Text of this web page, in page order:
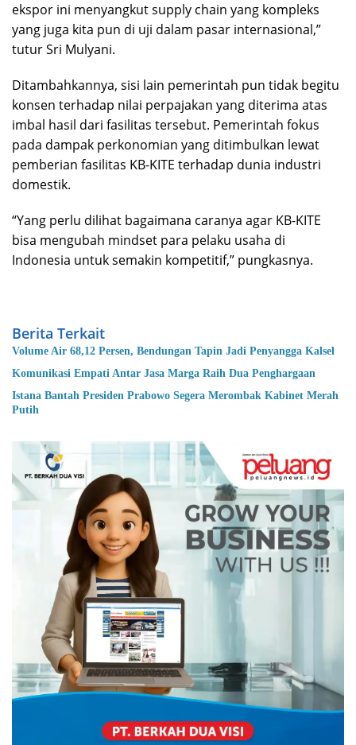
ekspor ini menyangkut supply chain yang kompleks
yang juga kita pun di uji dalam pasar internasional,”
tutur Sri Mulyani.
Ditambahkannya, sisi lain pemerintah pun tidak begitu
konsen terhadap nilai perpajakan yang diterima atas
imbal hasil dari fasilitas tersebut. Pemerintah fokus
pada dampak perkonomian yang ditimbulkan lewat
pemberian fasilitas KB-KITE terhadap dunia industri
domestik.
“Yang perlu dilihat bagaimana caranya agar KB-KITE
bisa mengubah mindset para pelaku usaha di
Indonesia untuk semakin kompetitif,” pungkasnya.
Berita Terkait
Volume Air 68,12 Persen, Bendungan Tapin Jadi Penyangga Kalsel
Komunikasi Empati Antar Jasa Marga Raih Dua Penghargaan
Istana Bantah Presiden Prabowo Segera Merombak Kabinet Merah
Putih